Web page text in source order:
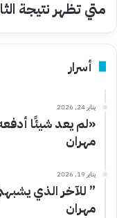
متي تظهر نتيجة الثانوية
أسرار
يناير 24, 2026
«لم يعد شيئًا
مهران
يناير 19, 2026
” للآخر الذي
مهران